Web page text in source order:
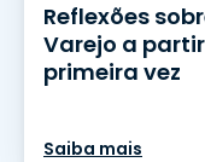
Reflexões
Varejo a
primeira vez
Saiba mais